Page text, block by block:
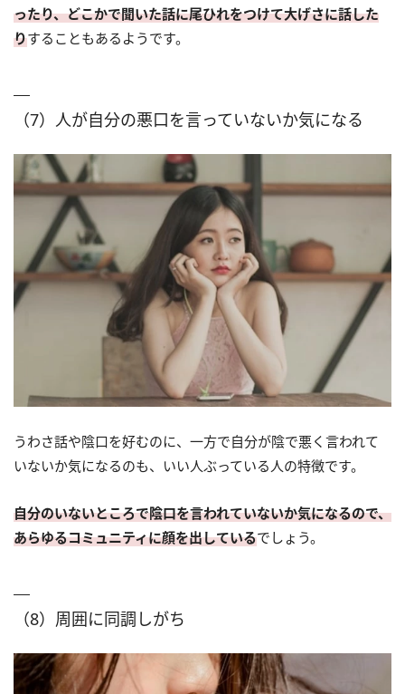
ったり、どこかで聞いた話に尾ひれをつけて大げさに話した
りすることもあるようです。
（7）人が自分の悪口を言っていないか気になる
うわさ話や陰口を好むのに、一方で自分が陰で悪く言われて
いないか気になるのも、いい人ぶっている人の特徴です。
自分のいないところで陰口を言われていないか気になるので、
あらゆるコミュニティに顔を出しているでしょう。
（8）周囲に同調しがち